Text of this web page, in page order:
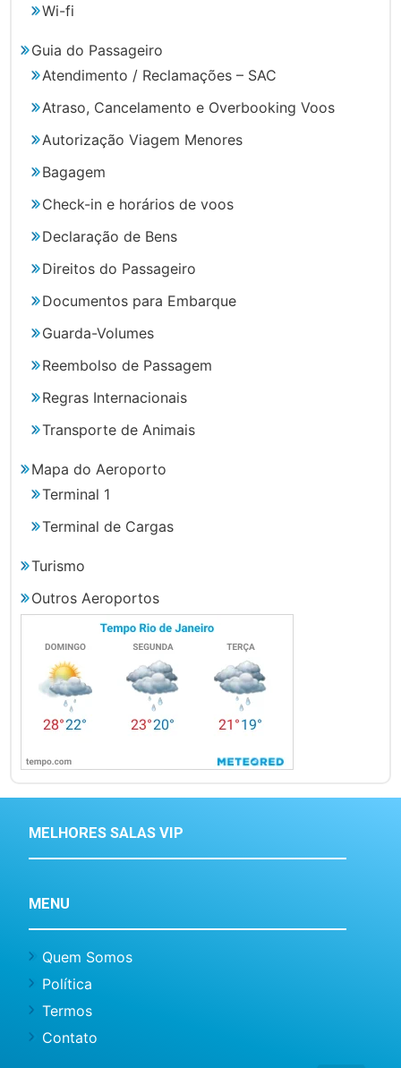
Wi-fi
Guia do Passageiro
Atendimento / Reclamações – SAC
Atraso, Cancelamento e Overbooking Voos
Autorização Viagem Menores
Bagagem
Check-in e horários de voos
Declaração de Bens
Direitos do Passageiro
Documentos para Embarque
Guarda-Volumes
Reembolso de Passagem
Regras Internacionais
Transporte de Animais
Mapa do Aeroporto
Terminal 1
Terminal de Cargas
Turismo
Outros Aeroportos
MELHORES SALAS VIP
MENU
Quem Somos
Política
Termos
Contato